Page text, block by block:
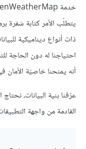
يتطلّب الأمر كتابة شفرة
ذات أنواع ديناميكية
احتياجنا له دون الحاجة
أنه يمنحنا خاصيّة الأمان
عرّفنا بنية البيانات،
القادمة من واجهة